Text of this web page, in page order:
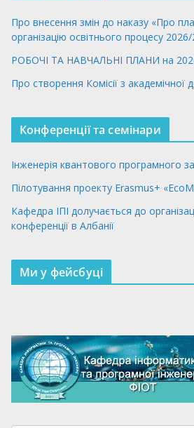
Про внесення змін до наказу «Про
організацію освітнього процесу
РОБОЧІ ТА НАВЧАЛЬНІ ПЛАНИ на
Про створення Комісії з академічної
Конференції та семінари
Інженерія квантового програмного
Пілотування проекту Erasmus+
Кафедра ІПІ долучається до
конференції в Албанії
Ми у фейсбуці